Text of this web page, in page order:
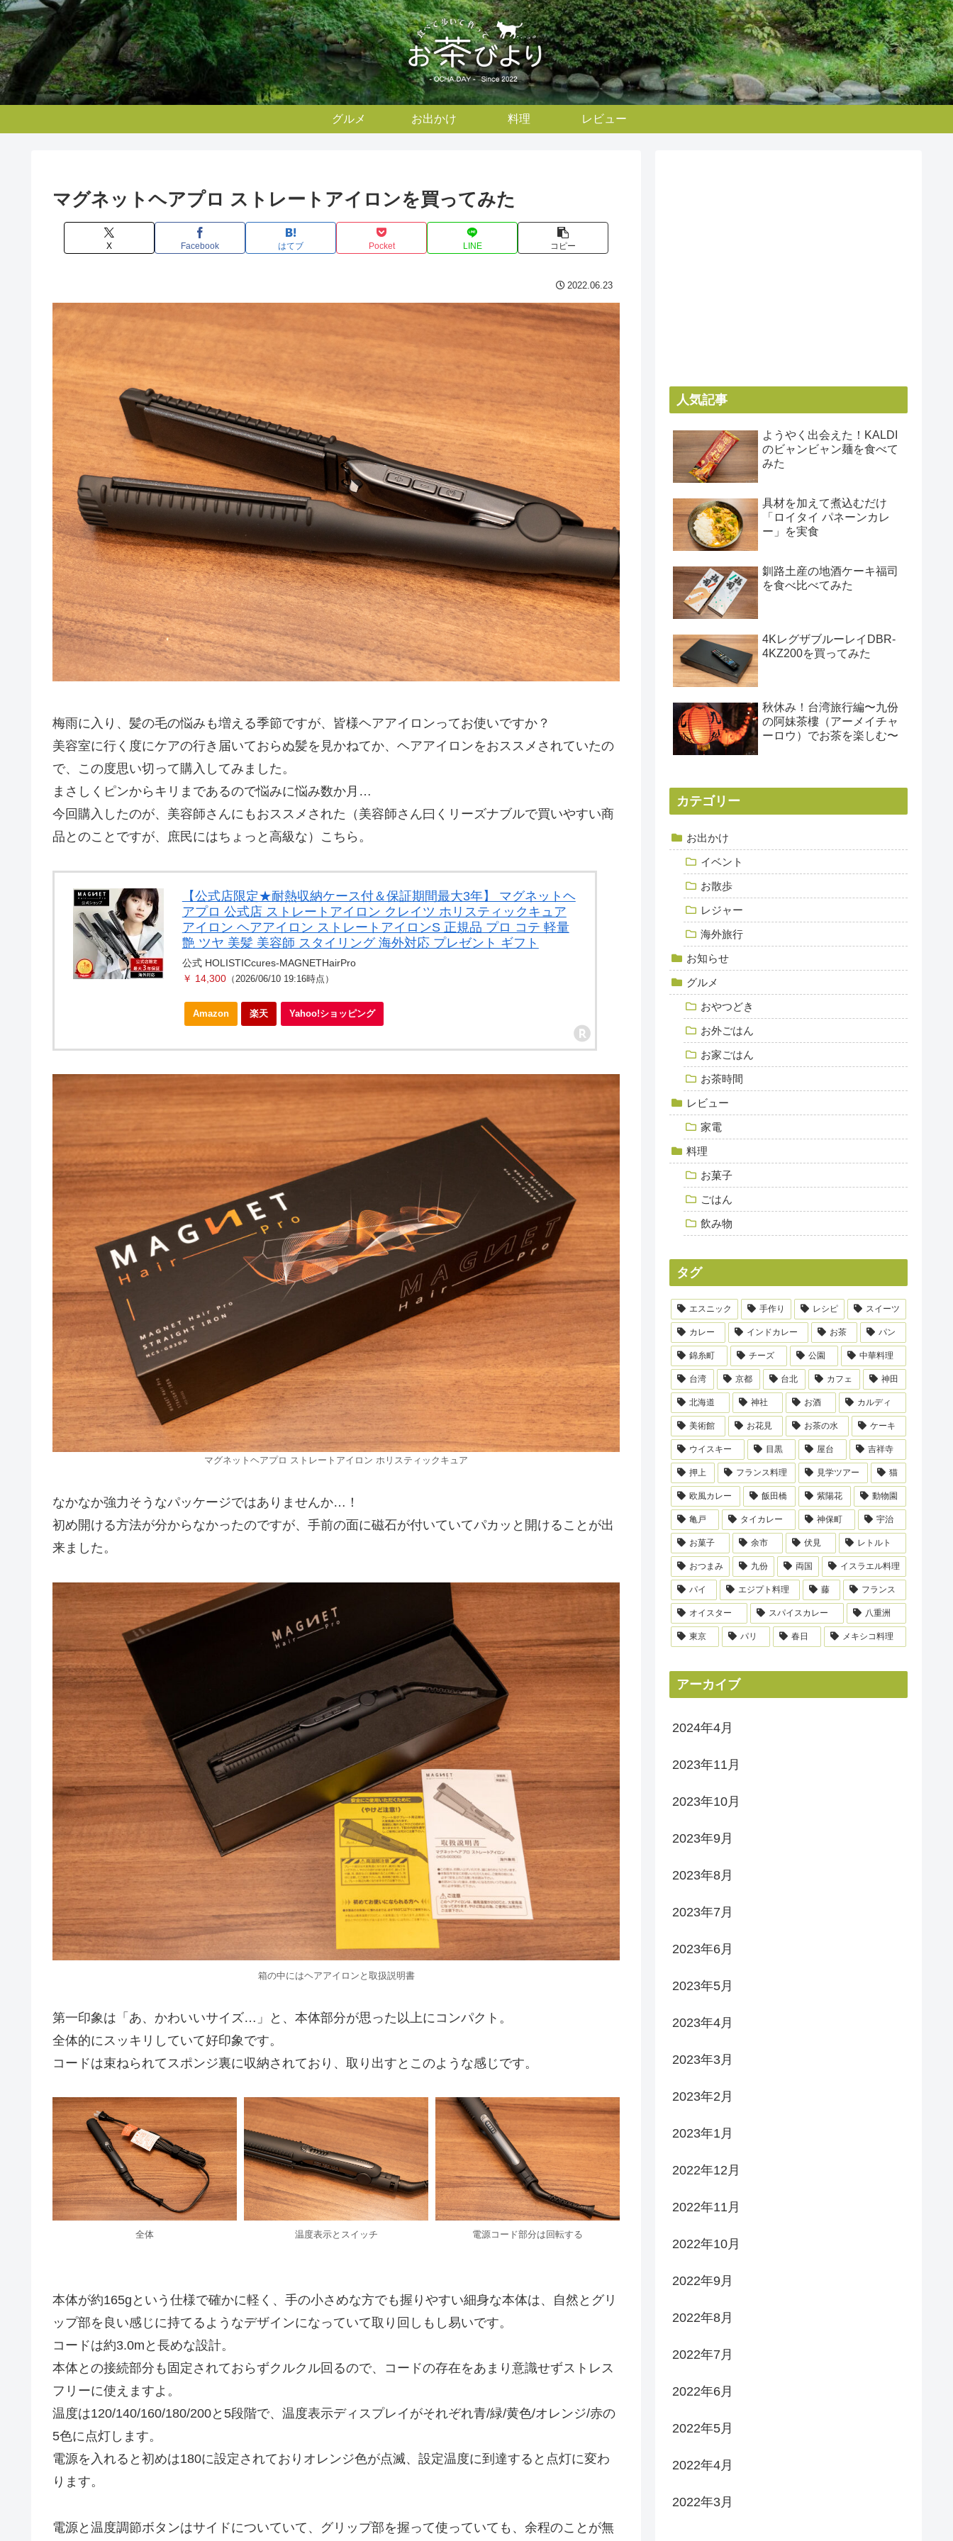
グルメ お出かけ 料理 レビュー
マグネットヘアプロ ストレートアイロンを買ってみた
X Facebook はてブ Pocket LINE コピー
2022.06.23
梅雨に入り、髪の毛の悩みも増える季節ですが、皆様ヘアアイロンってお使いですか？
美容室に行く度にケアの行き届いておらぬ髪を見かねてか、ヘアアイロンをおススメされていたの
で、この度思い切って購入してみました。
まさしくピンからキリまであるので悩みに悩み数か月…
今回購入したのが、美容師さんにもおススメされた（美容師さん曰くリーズナブルで買いやすい商
品とのことですが、庶民にはちょっと高級な）こちら。
【公式店限定★耐熱収納ケース付＆保証期間最大3年】 マグネットヘ
アプロ 公式店 ストレートアイロン クレイツ ホリスティックキュア
アイロン ヘアアイロン ストレートアイロンS 正規品 プロ コテ 軽量
艶 ツヤ 美髪 美容師 スタイリング 海外対応 プレゼント ギフト
公式 HOLISTICcures-MAGNETHairPro
￥ 14,300（2026/06/10 19:16時点）
Amazon 楽天 Yahoo!ショッピング
マグネットヘアプロ ストレートアイロン ホリスティックキュア
なかなか強力そうなパッケージではありませんか…！
初め開ける方法が分からなかったのですが、手前の面に磁石が付いていてパカッと開けることが出
来ました。
箱の中にはヘアアイロンと取扱説明書
第一印象は「あ、かわいいサイズ…」と、本体部分が思った以上にコンパクト。
全体的にスッキリしていて好印象です。
コードは束ねられてスポンジ裏に収納されており、取り出すとこのような感じです。
全体 温度表示とスイッチ 電源コード部分は回転する
本体が約165gという仕様で確かに軽く、手の小さめな方でも握りやすい細身な本体は、自然とグリ
ップ部を良い感じに持てるようなデザインになっていて取り回しもし易いです。
コードは約3.0mと長めな設計。
本体との接続部分も固定されておらずクルクル回るので、コードの存在をあまり意識せずストレス
フリーに使えますよ。
温度は120/140/160/180/200と5段階で、温度表示ディスプレイがそれぞれ青/緑/黄色/オレンジ/赤の
5色に点灯します。
電源を入れると初めは180に設定されておりオレンジ色が点滅、設定温度に到達すると点灯に変わ
ります。
電源と温度調節ボタンはサイドについていて、グリップ部を握って使っていても、余程のことが無
人気記事
ようやく出会えた！KALDI
のビャンビャン麺を食べて
みた
具材を加えて煮込むだけ
「ロイタイ パネーンカレ
ー」を実食
釧路土産の地酒ケーキ福司
を食べ比べてみた
4KレグザブルーレイDBR-
4KZ200を買ってみた
秋休み！台湾旅行編〜九份
の阿妹茶樓（アーメイチャ
ーロウ）でお茶を楽しむ〜
カテゴリー
お出かけ
イベント
お散歩
レジャー
海外旅行
お知らせ
グルメ
おやつどき
お外ごはん
お家ごはん
お茶時間
レビュー
家電
料理
お菓子
ごはん
飲み物
タグ
エスニック 手作り レシピ スイーツ
カレー インドカレー お茶 パン
錦糸町 チーズ 公園 中華料理
台湾 京都 台北 カフェ 神田
北海道 神社 お酒 カルディ
美術館 お花見 お茶の水 ケーキ
ウイスキー 目黒 屋台 吉祥寺
押上 フランス料理 見学ツアー 猫
欧風カレー 飯田橋 紫陽花 動物園
亀戸 タイカレー 神保町 宇治
お菓子 余市 伏見 レトルト
おつまみ 九份 両国 イスラエル料理
パイ エジプト料理 藤 フランス
オイスター スパイスカレー 八重洲
東京 パリ 春日 メキシコ料理
アーカイブ
2024年4月
2023年11月
2023年10月
2023年9月
2023年8月
2023年7月
2023年6月
2023年5月
2023年4月
2023年3月
2023年2月
2023年1月
2022年12月
2022年11月
2022年10月
2022年9月
2022年8月
2022年7月
2022年6月
2022年5月
2022年4月
2022年3月